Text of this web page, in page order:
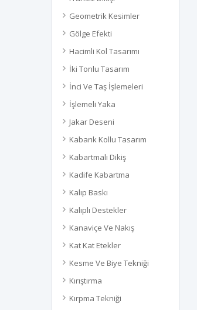
Geometrik Kesimler
Gölge Efekti
Hacimli Kol Tasarımı
İki Tonlu Tasarım
İnci Ve Taş İşlemeleri
İşlemeli Yaka
Jakar Deseni
Kabarık Kollu Tasarım
Kabartmalı Dikiş
Kadife Kabartma
Kalıp Baskı
Kalıplı Destekler
Kanaviçe Ve Nakış
Kat Kat Etekler
Kesme Ve Biye Tekniği
Kırıştırma
Kırpma Tekniği